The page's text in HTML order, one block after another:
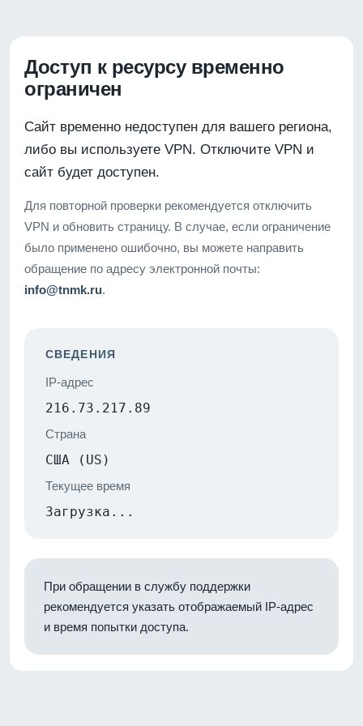
Доступ к ресурсу временно
ограничен
Сайт временно недоступен для вашего региона,
либо вы используете VPN. Отключите VPN и
сайт будет доступен.
Для повторной проверки рекомендуется отключить
VPN и обновить страницу. В случае, если ограничение
было применено ошибочно, вы можете направить
обращение по адресу электронной почты:
info@tnmk.ru.
СВЕДЕНИЯ
IP-адрес
216.73.217.89
Страна
США (US)
Текущее время
Загрузка...
При обращении в службу поддержки
рекомендуется указать отображаемый IP-адрес
и время попытки доступа.